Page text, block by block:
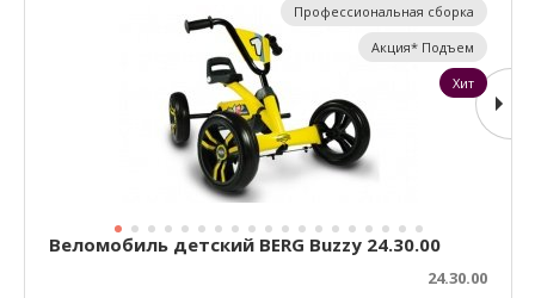
Веломобиль детский BERG Buzzy 24.30.00
24.30.00
Профессиональная сборка
Акция* Подъем
Хит